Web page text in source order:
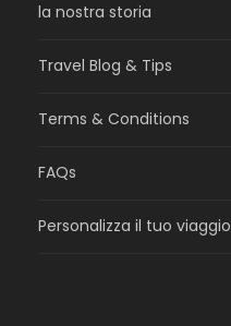
la nostra storia
Travel Blog & Tips
Terms & Conditions
FAQs
Personalizza il tuo viaggio